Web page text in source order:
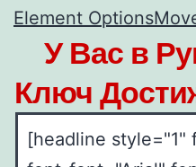
Element Options
У Вас в
Ключ